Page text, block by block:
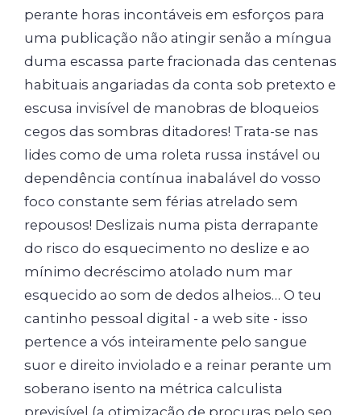
perante horas incontáveis em esforços para
uma publicação não atingir senão a míngua
duma escassa parte fracionada das centenas
habituais angariadas da conta sob pretexto e
escusa invisível de manobras de bloqueios
cegos das sombras ditadores! Trata-se nas
lides como de uma roleta russa instável ou
dependência contínua inabalável do vosso
foco constante sem férias atrelado sem
repousos! Deslizais numa pista derrapante
do risco do esquecimento no deslize e ao
mínimo decréscimo atolado num mar
esquecido ao som de dedos alheios… O teu
cantinho pessoal digital - a web site - isso
pertence a vós inteiramente pelo sangue
suor e direito inviolado e a reinar perante um
soberano isento na métrica calculista
previsível (a otimização de procuras pelo seo